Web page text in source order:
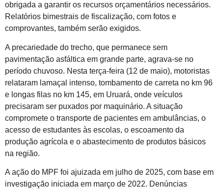
obrigada a garantir os recursos orçamentários necessários.
Relatórios bimestrais de fiscalização, com fotos e
comprovantes, também serão exigidos.
A precariedade do trecho, que permanece sem
pavimentação asfáltica em grande parte, agrava-se no
período chuvoso. Nesta terça-feira (12 de maio), motoristas
relataram lamaçal intenso, tombamento de carreta no km 96
e longas filas no km 145, em Uruará, onde veículos
precisaram ser puxados por maquinário. A situação
compromete o transporte de pacientes em ambulâncias, o
acesso de estudantes às escolas, o escoamento da
produção agrícola e o abastecimento de produtos básicos
na região.
A ação do MPF foi ajuizada em julho de 2025, com base em
investigação iniciada em março de 2022. Denúncias